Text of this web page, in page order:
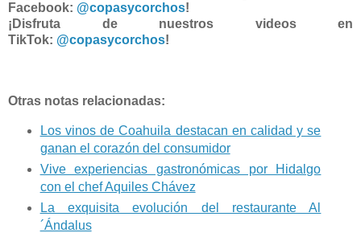
Facebook: @copasycorchos!
¡Disfruta de nuestros videos en
TikTok: @copasycorchos!
Otras notas relacionadas:
Los vinos de Coahuila destacan en calidad y se
ganan el corazón del consumidor
Vive experiencias gastronómicas por Hidalgo
con el chef Aquiles Chávez
La exquisita evolución del restaurante Al
´Ándalus